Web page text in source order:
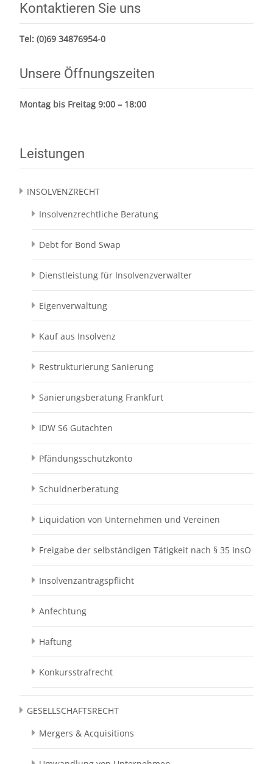
Kontaktieren Sie uns
Tel: (0)69 34876954-0
Unsere Öffnungszeiten
Montag bis Freitag 9:00 – 18:00
Leistungen
INSOLVENZRECHT
Insolvenzrechtliche Beratung
Debt for Bond Swap
Dienstleistung für Insolvenzverwalter
Eigenverwaltung
Kauf aus Insolvenz
Restrukturierung Sanierung
Sanierungsberatung Frankfurt
IDW S6 Gutachten
Pfändungsschutzkonto
Schuldnerberatung
Liquidation von Unternehmen und Vereinen
Freigabe der selbständigen Tätigkeit nach § 35 InsO
Insolvenzantragspflicht
Anfechtung
Haftung
Konkursstrafrecht
GESELLSCHAFTSRECHT
Mergers & Acquisitions